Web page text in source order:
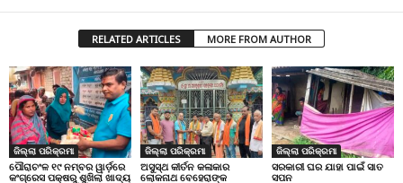
RELATED ARTICLES MORE FROM AUTHOR
ଜିଲ୍ଲା ପରିକ୍ରମା
ପୌରାଚଂଳ ୧୯ ନମ୍ବର ୱାର୍ଡ଼ରେ
କଂଗ୍ରେସ ପକ୍ଷରୁ ଶୁଖିଲା ଖାଦ୍ୟ
ଜିଲ୍ଲା ପରିକ୍ରମା
ଅସୁସ୍ଥ କୀର୍ତନ କଳାକାର
ଲୋକନାଥ ବେହେରାଙ୍କ
ଜିଲ୍ଲା ପରିକ୍ରମା
ସରକାରୀ ଘର ଯାହା ପାଇଁ ସାତ
ସପନ